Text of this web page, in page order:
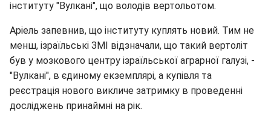
інституту "Вулкані", що володів вертольотом.
Аріель запевнив, що інституту куплять новий. Тим не
менш, ізраїльські ЗМІ відзначали, що такий вертоліт
був у мозкового центру ізраїльської аграрної галузі, -
"Вулкані", в єдиному екземплярі, а купівля та
реєстрація нового викличе затримку в проведенні
досліджень принаймні на рік.